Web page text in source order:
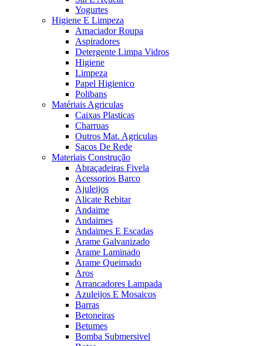
Yogurtes
Higiene E Limpeza
Amaciador Roupa
Aspiradores
Detergente Limpa Vidros
Higiene
Limpeza
Papel Higienico
Polibans
Matériais Agriculas
Caixas Plasticas
Charruas
Outros Mat. Agriculas
Sacos De Rede
Materiais Construção
Abraçadeiras Fivela
Acessorios Barco
Ajuleijos
Alicate Rebitar
Andaime
Andaimes
Andaimes E Escadas
Arame Galvanizado
Arame Laminado
Arame Queimado
Aros
Arrancadores Lampada
Azuleijos E Mosaicos
Barras
Betoneiras
Betumes
Bomba Submersivel